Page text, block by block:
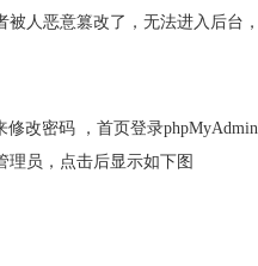
被人恶意篡改了，无法进入后台
改密码 ，首页登录
理员，点击后显示如下图